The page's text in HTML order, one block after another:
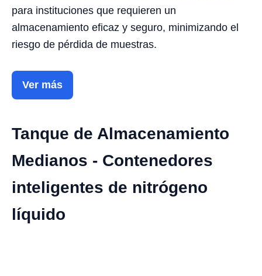
para instituciones que requieren un
almacenamiento eficaz y seguro, minimizando el
riesgo de pérdida de muestras.
Ver más
Tanque de Almacenamiento
Medianos - Contenedores
inteligentes de nitrógeno
líquido